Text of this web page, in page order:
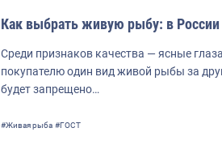
Как выбрать живую рыбу: в России
Среди признаков качества — ясные
покупателю один вид живой рыбы за
будет запрещено…
#Живая рыба #ГОСТ